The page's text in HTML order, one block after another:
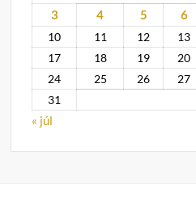
3
4 5 6
10
11 12 13
17
18 19 20
24
25 26 27
31
« júl